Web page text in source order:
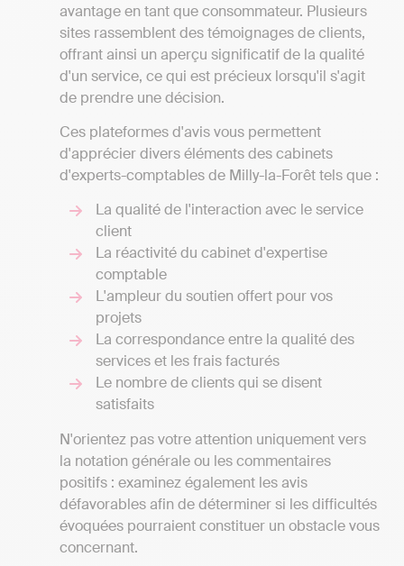
avantage en tant que consommateur. Plusieurs
sites rassemblent des témoignages de clients,
offrant ainsi un aperçu significatif de la qualité
d'un service, ce qui est précieux lorsqu'il s'agit
de prendre une décision.
Ces plateformes d'avis vous permettent
d'apprécier divers éléments des cabinets
d'experts-comptables de Milly-la-Forêt tels que :
La qualité de l'interaction avec le service
client
La réactivité du cabinet d'expertise
comptable
L'ampleur du soutien offert pour vos
projets
La correspondance entre la qualité des
services et les frais facturés
Le nombre de clients qui se disent
satisfaits
N'orientez pas votre attention uniquement vers
la notation générale ou les commentaires
positifs : examinez également les avis
défavorables afin de déterminer si les difficultés
évoquées pourraient constituer un obstacle vous
concernant.